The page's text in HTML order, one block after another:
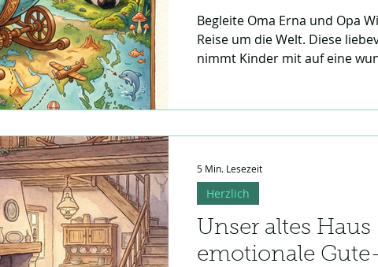
Begleite Oma Erna und Opa
Reise um die Welt. Diese
nimmt Kinder mit auf eine
Träume im eigenen Bettchen.
Unser altes
emotionale
Herzlich
5 Min. Lesezeit